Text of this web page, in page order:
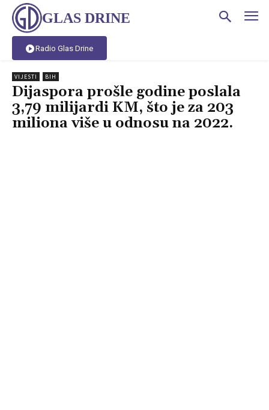
GLAS DRINE
Radio Glas Drine
VIJESTI BIH
Dijaspora prošle godine poslala
3,79 milijardi KM, što je za 203
miliona više u odnosu na 2022.